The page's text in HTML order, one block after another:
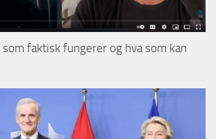
som faktisk fungerer og hva som kan